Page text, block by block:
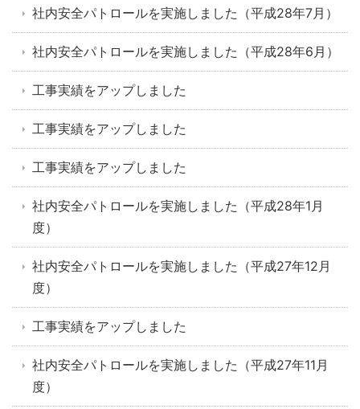
社内安全パトロールを実施しました（平成28年7月）
社内安全パトロールを実施しました（平成28年6月）
工事実績をアップしました
工事実績をアップしました
工事実績をアップしました
社内安全パトロールを実施しました（平成28年1月
度）
社内安全パトロールを実施しました（平成27年12月
度）
工事実績をアップしました
社内安全パトロールを実施しました（平成27年11月
度）